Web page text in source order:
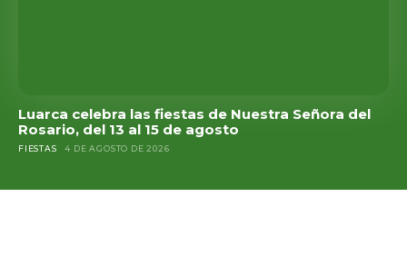
Luarca celebra las fiestas de Nuestra Señora del
Rosario, del 13 al 15 de agosto
FIESTAS 4 DE AGOSTO DE 2026